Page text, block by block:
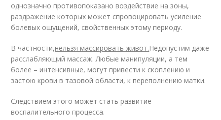
однозначно противопоказано воздействие на зоны,
раздражение которых может спровоцировать усиление
болевых ощущений, свойственных этому периоду.
В частности,нельзя массировать живот.Недопустим даже
расслабляющий массаж. Любые манипуляции, а тем
более – интенсивные, могут привести к скоплению и
застою крови в тазовой области, к переполнению матки.
Следствием этого может стать развитие
воспалительного процесса.